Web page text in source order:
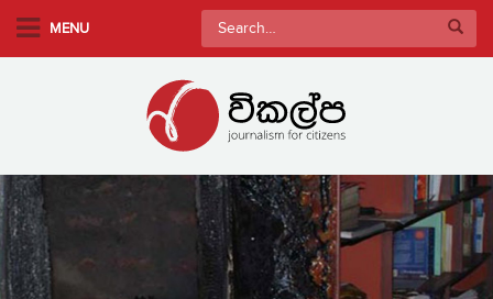
m
a
c
MENU
Search
for: